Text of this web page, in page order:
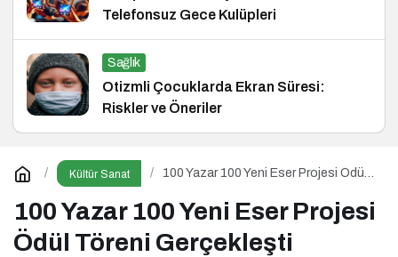
Telefonsuz Gece Kulüpleri
Sağlık
Otizmli Çocuklarda Ekran Süresi:
Riskler ve Öneriler
Kültür Sanat
100 Yazar 100 Yeni Eser Projesi Ödül
100 Yazar 100 Yeni Eser Projesi
Ödül Töreni Gerçekleşti